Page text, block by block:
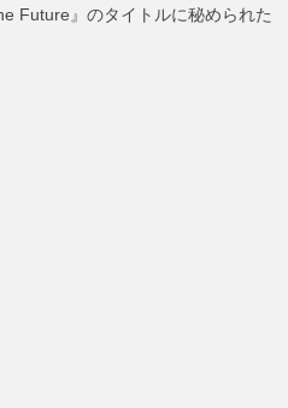
ジ
ジ
Future』のタイトルに秘められた